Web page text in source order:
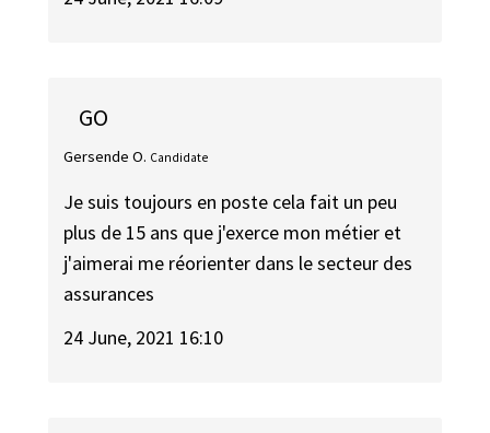
GO
Gersende O. Candidate
Je suis toujours en poste cela fait un peu
plus de 15 ans que j'exerce mon métier et
j'aimerai me réorienter dans le secteur des
assurances
24 June, 2021 16:10